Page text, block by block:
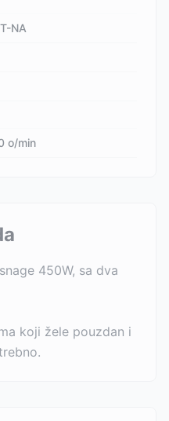
NA
o/min
450W, sa dva
koji žele pouzdan i